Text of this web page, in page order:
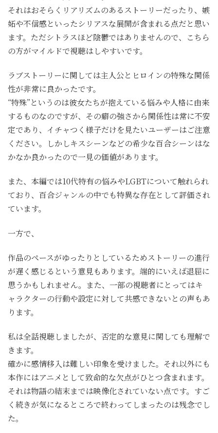
それはおそらくリアリズムのあるストーリーだったり、嫉
妬や不信感といったシリアスな展開が含まれる点だと思い
ます。ただシトラスほど陰鬱ではありませんので、こちら
の方がマイルドで視聴はしやすいです。
ラブストーリーに関しては主人公とヒロインの特殊な関係
性が非常に良かったです。
“特殊”というのは彼女たちが抱えている悩みや人格に由来
するものなのですが、その癖の強さから関係性は常に不安
定であり、イチャつく様子だけを見たいユーザーはご注意
ください。しかしキスシーンなどの希少な百合シーンはな
かなか良かったので一見の価値があります。
また、本編では10代特有の悩みやLGBTについて触れられ
ており、百合ジャンルの中でも特異な存在として評価され
ています。
一方で、
作品のペースがゆったりとしているためストーリーの進行
が遅く感じるという意見もあります。端的にいえば退屈に
思うかもしれません。また、一部の視聴者にとってはキ
ャラクターの行動や設定に対して共感できないとの声もあ
ります。
私は全話視聴しましたが、否定的な意見に関しても理解で
きます。
確かに感情移入は難しい印象を受けました。それ以外にも
本作にはアニメとして致命的な欠点がひとつ含まれます。
それは物語の結末までは映像化されていない点です。すご
く続きが気になるところで終わってしまったのは残念でし
た。